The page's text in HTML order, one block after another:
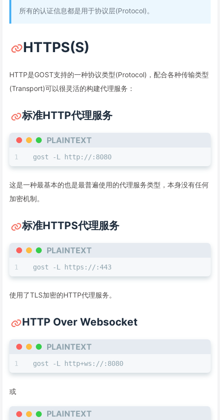
所有的认证信息都是用于协议层(Protocol)。
HTTPS(S)
HTTP是GOST支持的一种协议类型(Protocol)，配合各种传输类型
(Transport)可以很灵活的构建代理服务：
标准HTTP代理服务
PLAINTEXT
gost -L http://:8080
这是一种最基本的也是最普遍使用的代理服务类型，本身没有任何
加密机制。
标准HTTPS代理服务
PLAINTEXT
gost -L https://:443
使用了TLS加密的HTTP代理服务。
HTTP Over Websocket
PLAINTEXT
gost -L http+ws://:8080
或
PLAINTEXT